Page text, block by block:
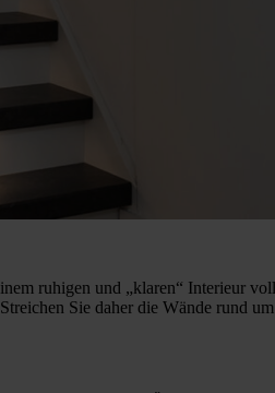
ruhigen und „klaren“ Interieur
Sie daher die Wände rund